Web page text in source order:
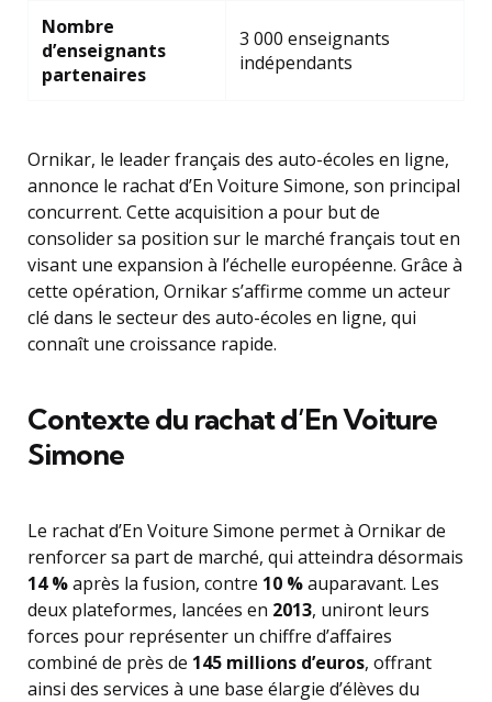
Nombre
d’enseignants
partenaires
3 000 enseignants
indépendants
Ornikar, le leader français des auto-écoles en ligne,
annonce le rachat d’En Voiture Simone, son principal
concurrent. Cette acquisition a pour but de
consolider sa position sur le marché français tout en
visant une expansion à l’échelle européenne. Grâce à
cette opération, Ornikar s’affirme comme un acteur
clé dans le secteur des auto-écoles en ligne, qui
connaît une croissance rapide.
Contexte du rachat d’En Voiture
Simone
Le rachat d’En Voiture Simone permet à Ornikar de
renforcer sa part de marché, qui atteindra désormais
14 %après la fusion, contre 10 %auparavant. Les
deux plateformes, lancées en 2013, uniront leurs
forces pour représenter un chiffre d’affaires
combiné de près de 145 millions d’euros, offrant
ainsi des services à une base élargie d’élèves du